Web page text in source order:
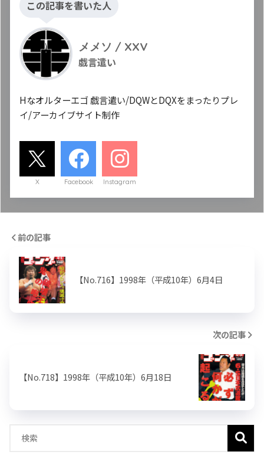
この記事を書いた人
メメソ / XXV
戯言遣い
Hなオルターエゴ 戯言遣い/DQWとDQXをまったりプレ
イ/アーカイブサイト制作
X Facebook Instagram
前の記事
【No.716】1998年（平成10年）6月4日
次の記事
【No.718】1998年（平成10年）6月18日